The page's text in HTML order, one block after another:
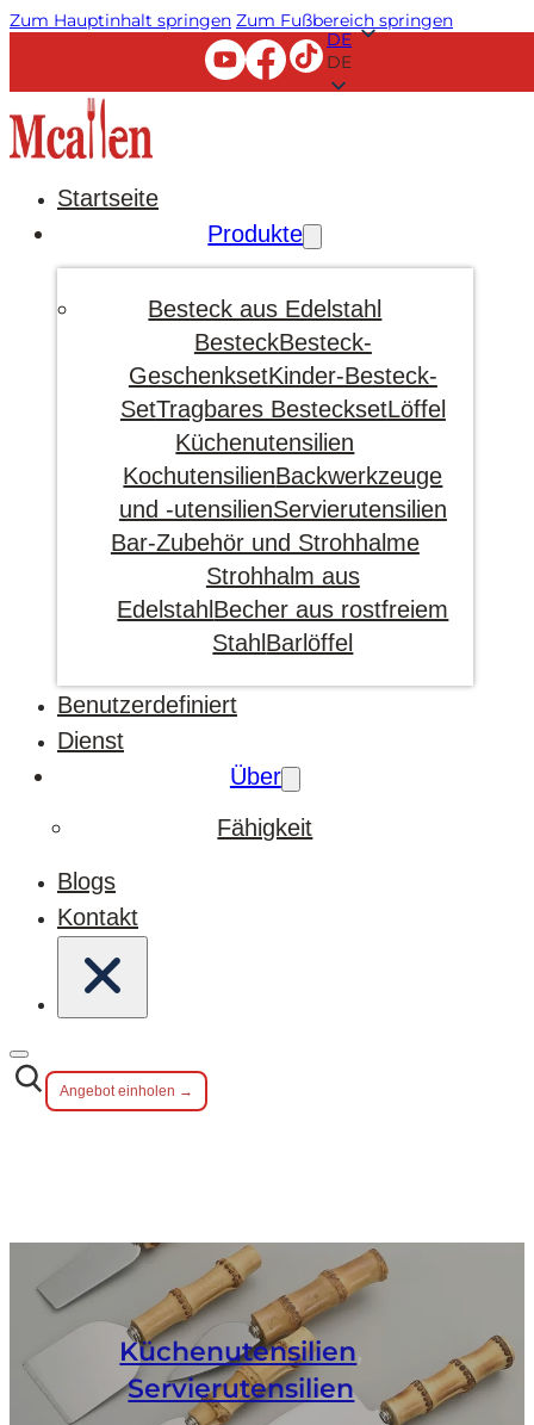
Zum Hauptinhalt springen Zum Fußbereich springen
DE
DE
Startseite
Produkte
Besteck aus Edelstahl
BesteckBesteck-
GeschenksetKinder-Besteck-
SetTragbares BestecksetLöffel
Küchenutensilien
KochutensilienBackwerkzeuge
und -utensilienServierutensilien
Bar-Zubehör und Strohhalme
Strohhalm aus
Edelstahl Becher aus rostfreiem
Stahl Barlöffel
Benutzerdefiniert
Dienst
Über
Fähigkeit
Blogs
Kontakt
Angebot einholen →
Küchenutensilien,
Servierutensilien